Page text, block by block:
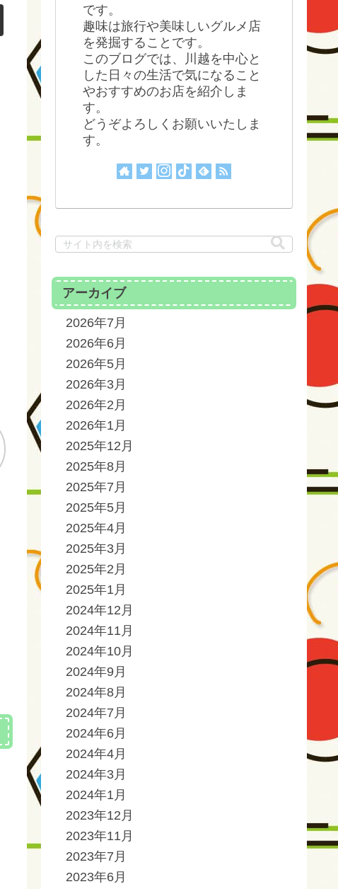
です。
趣味は旅行や美味しいグルメ店
を発掘することです。
このブログでは、川越を中心と
した日々の生活で気になること
やおすすめのお店を紹介しま
す。
どうぞよろしくお願いいたしま
す。
アーカイブ
2026年7月
2026年6月
2026年5月
2026年3月
2026年2月
2026年1月
2025年12月
2025年8月
2025年7月
2025年5月
2025年4月
2025年3月
2025年2月
2025年1月
2024年12月
2024年11月
2024年10月
2024年9月
2024年8月
2024年7月
2024年6月
2024年4月
2024年3月
2024年1月
2023年12月
2023年11月
2023年7月
2023年6月